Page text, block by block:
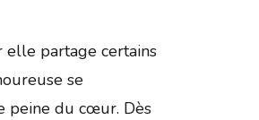
elle partage certains
se
peine du cœur. Dès